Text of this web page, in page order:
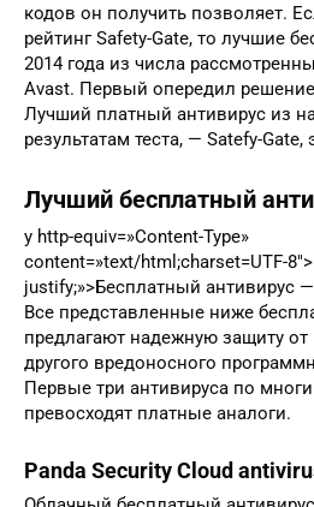
кодов он получить позволяет.
рейтинг Safety-Gate, то лучшие
2014 года из числа
Avast. Первый опередил
Лучший платный антивирус из
результатам теста, — Satefy-Gate,
Лучший бесплатный
y http-equiv=»Content-Type»
content=»text/html;charset=UTF-
justify;»>Бесплатный антивирус
Все представленные ниже
предлагают надежную защиту от
другого вредоносного
Первые три антивируса по
превосходят платные аналоги.
Panda Security Cloud